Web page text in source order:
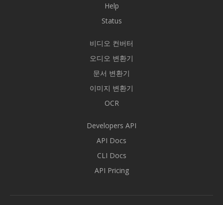
Help
Status
비디오 컨버터
오디오 변환기
문서 변환기
이미지 변환기
OCR
Developers API
API Docs
CLI Docs
API Pricing